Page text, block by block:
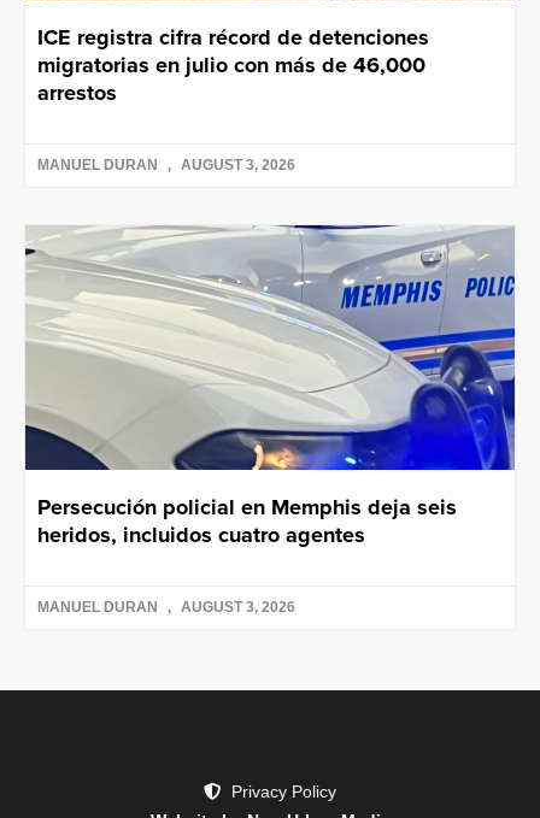
ICE registra cifra récord de detenciones
migratorias en julio con más de 46,000
arrestos
MANUEL DURAN AUGUST 3, 2026
Persecución policial en Memphis deja seis
heridos, incluidos cuatro agentes
MANUEL DURAN AUGUST 3, 2026
Privacy Policy